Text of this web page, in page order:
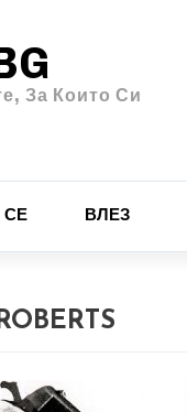
За Които Си
СЕ ВЛЕЗ